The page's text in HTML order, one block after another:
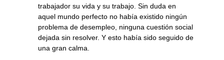
trabajador su vida y su trabajo. Sin duda en
aquel mundo perfecto no había existido ningún
problema de desempleo, ninguna cuestión social
dejada sin resolver. Y esto había sido seguido de
una gran calma.